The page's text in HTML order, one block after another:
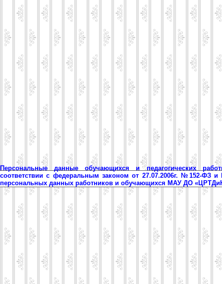
Персональные данные обучающихся и педагогических
соответствии с федеральным законом от 27.07.2006г. №152-ФЗ
персональных данных работников и обучающихся МАУ ДО